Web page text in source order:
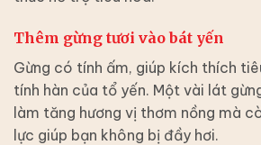
Thêm gừng tươi vào bát yến
Gừng có tính ấm, giúp kích thích
tính hàn của tổ yến. Một vài lát
làm tăng hương vị thơm nồng mà
lực giúp bạn không bị đầy hơi.